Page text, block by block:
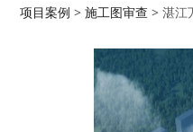
湛江万达
项目案例 > 施工图审查 > 湛江